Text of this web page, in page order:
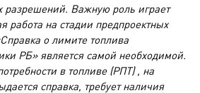
разрешений. Важную роль играет
работа на стадии предпроектных
о лимите топлива
РБ» является самой необходимой.
в топливе (РПТ) , на
справка, требует наличия